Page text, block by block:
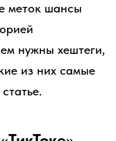
меток шансы
нужны хештеги,
из них самые